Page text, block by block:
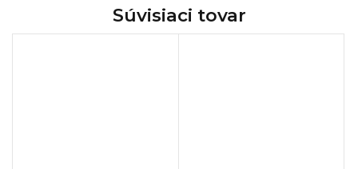
Súvisiaci tovar